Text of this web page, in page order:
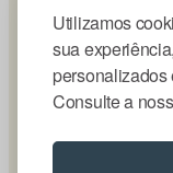
Utilizamos
sua
personalizados
Consulte a